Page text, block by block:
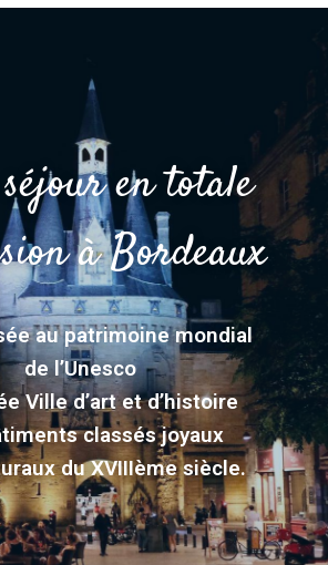
en totale
à Bordeaux
au patrimoine mondial
de l’Unesco
Ville d’art et d’histoire
classés joyaux
du XVIIIème siècle.